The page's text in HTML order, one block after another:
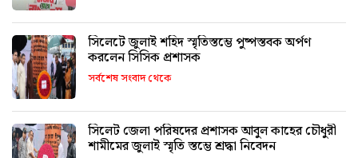
সিলেটে জুলাই শহিদ স্মৃতিস্তম্ভে পুষ্পস্তবক অর্পণ
করলেন সিসিক প্রশাসক
সর্বশেষ সংবাদ থেকে
সিলেট জেলা পরিষদের প্রশাসক আবুল কাহের চৌধুরী
শামীমের জুলাই স্মৃতি স্তম্ভে শ্রদ্ধা নিবেদন